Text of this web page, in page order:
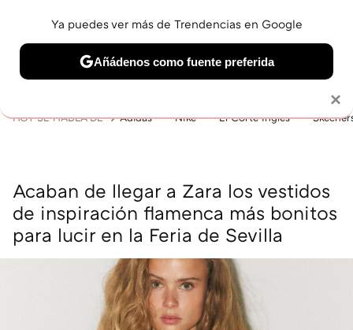
BELLEZA SHOPPING VIAJES GASTRO SNEAKERS
HOY SE HABLA DE Adidas Nike El Corte Inglés
Acaban de llegar a Zara los vestidos
de inspiración flamenca más bonitos
para lucir en la Feria de Sevilla
×
Ya puedes ver más de Trendencias en Google
Añádenos como fuente preferida